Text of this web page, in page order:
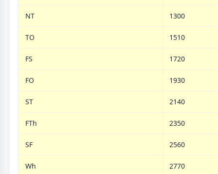
NT 1300
TO 1510
FS 1720
FO 1930
ST 2140
FTh 2350
SF 2560
Wh 2770